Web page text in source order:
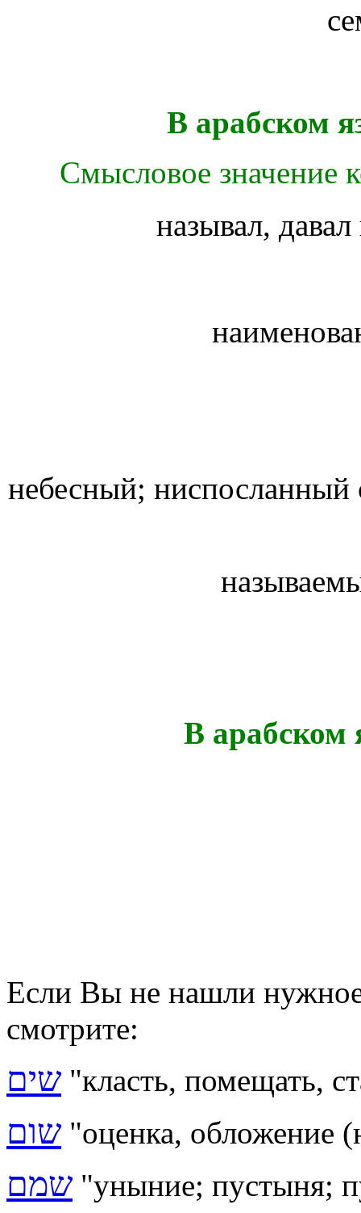
В арабском
Смысловое значение
называл,
небесный;
В арабском
Если Вы не нашли нужное
смотрите:
שים "класть, помещать,
שום "оценка, обложение
שמם "уныние; пустыня;